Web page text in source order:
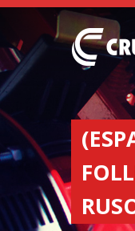
NEWS